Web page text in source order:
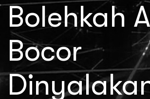
Bolehkah
Bocor